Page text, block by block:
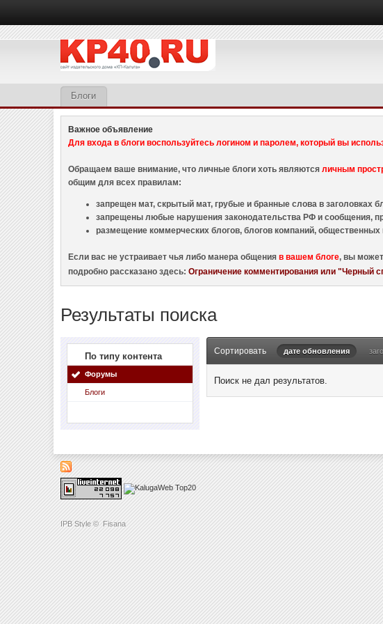
IPB Style © Fisana
Блоги
Важное объявление
Для входа в блоги воспользуйтесь логином и паролем, который вы
Обращаем ваше внимание, что личные блоги хоть являютсяличным
общим для всех правилам:
запрещен мат, скрытый мат, грубые и бранные слова в заголовках
запрещены любые нарушения законодательства РФ и сообщения,
размещение коммерческих блогов, блогов компаний,
Если вас не устраивает чья либо манера общенияв вашем блоге, вы
подробно рассказано здесь:Ограничение комментирования или "Черный
Результаты поиска
По типу контента
Форумы
Блоги
Сортировать дате обновления
Поиск не дал результатов.